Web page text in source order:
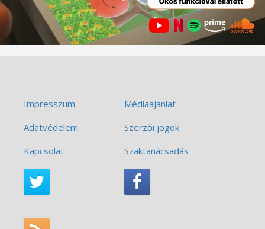
Impresszum
Médiaajánlat
Adatvédelem
Szerzői jogok
Kapcsolat
Szaktanácsadás